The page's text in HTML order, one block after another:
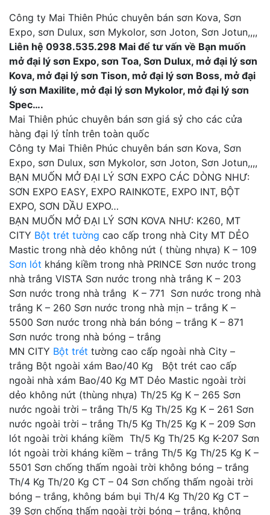
Công ty Mai Thiên Phúc chuyên bán sơn Kova, Sơn
Expo, sơn Dulux, sơn Mykolor, sơn Joton, Sơn Jotun,,,,
Liên hệ 0938.535.298 Mai để tư vấn về Bạn muốn
mở đại lý sơn Expo, sơn Toa, Sơn Dulux, mở đại lý sơn
Kova, mở đại lý sơn Tison, mở đại lý sơn Boss, mở đại
lý sơn Maxilite, mở đại lý sơn Mykolor, mở đại lý sơn
Spec….
Mai Thiên phúc chuyên bán sơn giá sỷ cho các cửa
hàng đại lý tỉnh trên toàn quốc
Công ty Mai Thiên Phúc chuyên bán sơn Kova, Sơn
Expo, sơn Dulux, sơn Mykolor, sơn Joton, Sơn Jotun,,,,
BẠN MUỐN MỞ ĐẠI LÝ SƠN EXPO CÁC DÒNG NHƯ:
SƠN EXPO EASY, EXPO RAINKOTE, EXPO INT, BỘT
EXPO, SƠN DẦU EXPO…
BẠN MUỐN MỞ ĐẠI LÝ SƠN KOVA NHƯ: K260, MT
CITY Bột trét tường cao cấp trong nhà City MT DẺO
Mastic trong nhà dẻo không nứt ( thùng nhựa) K – 109
Sơn lót kháng kiềm trong nhà PRINCE Sơn nước trong
nhà trắng VISTA Sơn nước trong nhà trắng K – 203
Sơn nước trong nhà trắng K – 771 Sơn nước trong nhà
trắng K – 260 Sơn nước trong nhà mịn – trắng K –
5500 Sơn nước trong nhà bán bóng – trắng K – 871
Sơn nước trong nhà bóng – trắng
MN CITY Bột trét tường cao cấp ngoài nhà City –
trắng Bột ngoài xám Bao/40 Kg Bột trét cao cấp
ngoài nhà xám Bao/40 Kg MT Dẻo Mastic ngoài trời
dẻo không nứt (thùng nhựa) Th/25 Kg K – 265 Sơn
nước ngoài trời – trắng Th/5 Kg Th/25 Kg K – 261 Sơn
nước ngoài trời – trắng Th/5 Kg Th/25 Kg K – 209 Sơn
lót ngoài trời kháng kiềm Th/5 Kg Th/25 Kg K-207 Sơn
lót ngoài trời kháng kiềm – trắng Th/5 Kg Th/25 Kg K –
5501 Sơn chống thấm ngoài trời không bóng – trắng
Th/4 Kg Th/20 Kg CT – 04 Sơn chống thấm ngoài trời
bóng – trắng, không bám bụi Th/4 Kg Th/20 Kg CT –
39 Sơn chống thấm ngoài trời bóng – trắng, không